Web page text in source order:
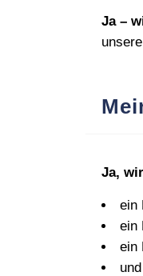
Ja –
Ja,
ein
ein
ein